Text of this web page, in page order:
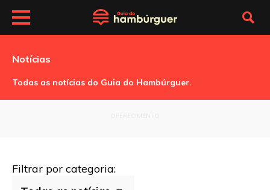
Notícias
Todas as notícias do Guia do Hambúrguer.
Filtrar por categoria: